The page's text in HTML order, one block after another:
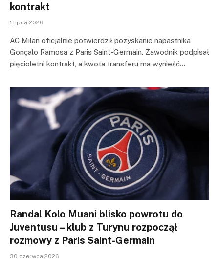
kontrakt
1 lipca 2026
AC Milan oficjalnie potwierdził pozyskanie napastnika
Gonçalo Ramosa z Paris Saint-Germain. Zawodnik podpisał
pięcioletni kontrakt, a kwota transferu ma wynieść…
Randal Kolo Muani blisko powrotu do
Juventusu – klub z Turynu rozpoczął
rozmowy z Paris Saint-Germain
30 czerwca 2026